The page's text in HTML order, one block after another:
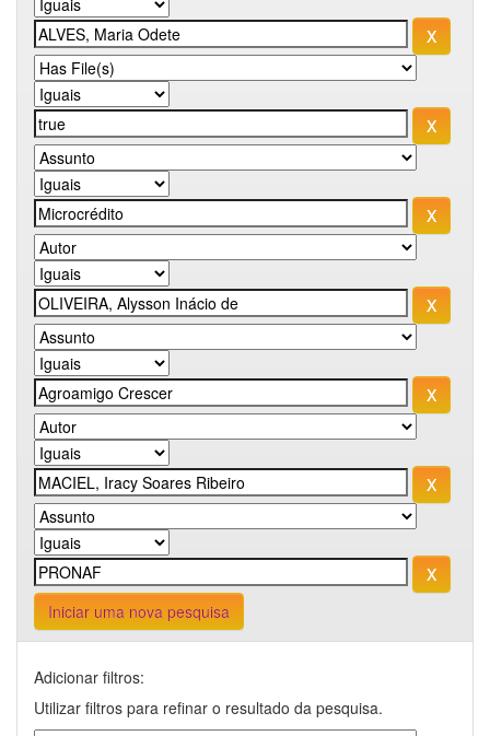
Iniciar uma nova pesquisa
Adicionar filtros:
Utilizar filtros para refinar o resultado da pesquisa.